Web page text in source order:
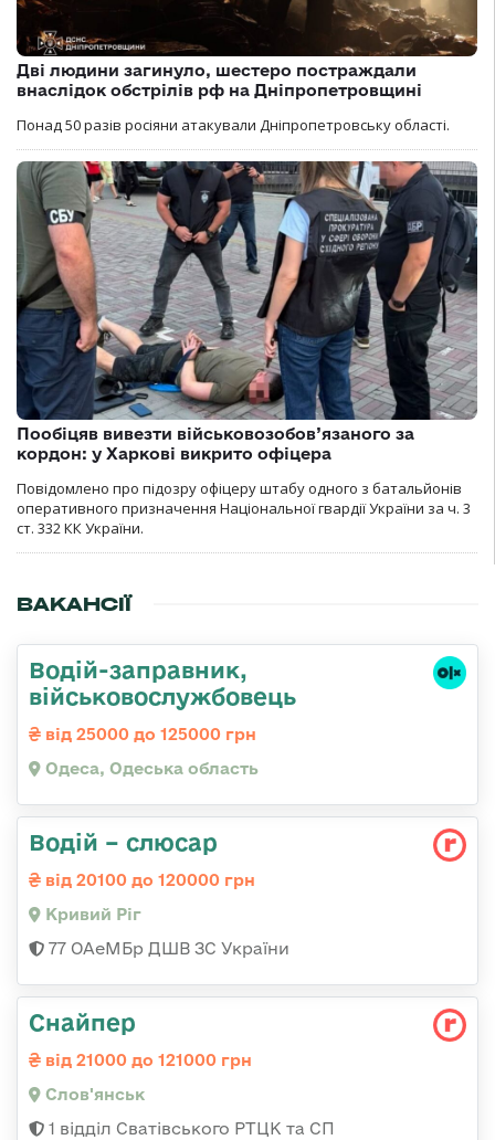
Дві людини загинуло, шестеро постраждали
внаслідок обстрілів рф на Дніпропетровщині
Понад 50 разів росіяни атакували Дніпропетровську області.
Пообіцяв вивезти військовозобов’язаного за
кордон: у Харкові викрито офіцера
Повідомлено про підозру офіцеру штабу одного з батальйонів
оперативного призначення Національної гвардії України за ч. 3
ст. 332 КК України.
ВАКАНСІЇ
Водій-заправник,
військовослужбовець
від 25000 до 125000 грн
Одеса, Одеська область
Водій – слюсар
від 20100 до 120000 грн
Кривий Ріг
77 ОАеМБр ДШВ ЗС України
Снайпер
від 21000 до 121000 грн
Слов'янськ
1 відділ Сватівського РТЦК та СП